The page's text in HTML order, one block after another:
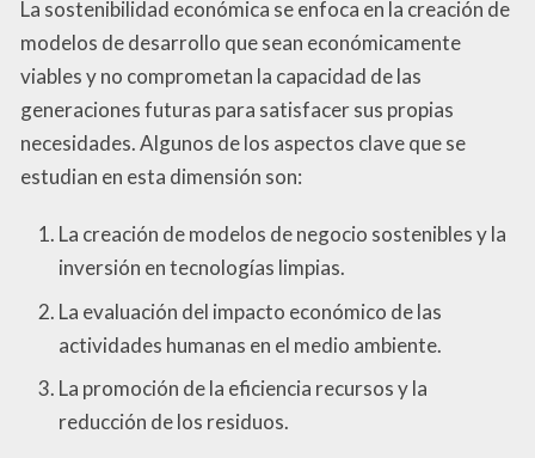
La sostenibilidad económica se enfoca en la creación de
modelos de desarrollo que sean económicamente
viables y no comprometan la capacidad de las
generaciones futuras para satisfacer sus propias
necesidades. Algunos de los aspectos clave que se
estudian en esta dimensión son:
La creación de modelos de negocio sostenibles y la
inversión en tecnologías limpias.
La evaluación del impacto económico de las
actividades humanas en el medio ambiente.
La promoción de la eficiencia recursos y la
reducción de los residuos.